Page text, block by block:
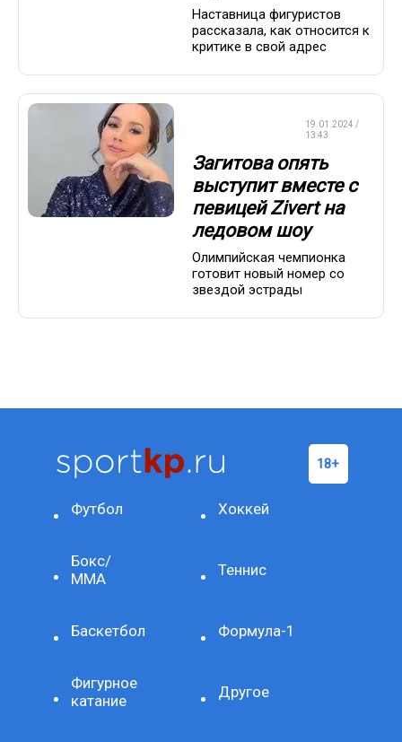
Наставница фигуристов
рассказала, как относится к
критике в свой адрес
19.01.2024 /
13:43
Загитова опять
выступит вместе с
певицей Zivert на
ледовом шоу
Олимпийская чемпионка
готовит новый номер со
звездой эстрады
Футбол Хоккей
Бокс/
ММА
Теннис
Баскетбол Формула-1
Фигурное
катание
Другое